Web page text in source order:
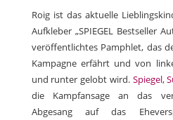
Roig ist das aktuelle
Aufkleber „SPIEGEL Bestseller
veröffentlichtes Pamphlet, das
Kampagne erfährt und von
und runter gelobt wird. Spiegel,
die Kampfansage an das
Abgesang auf das